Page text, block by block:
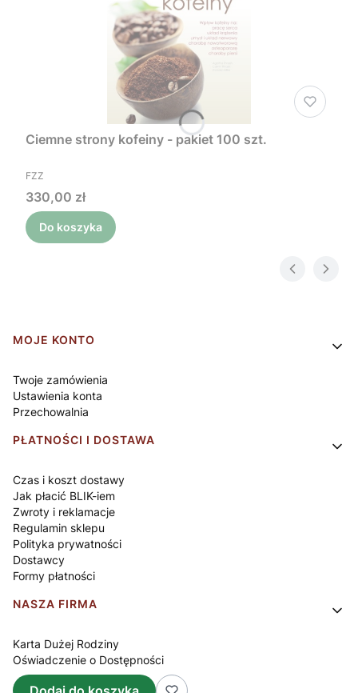
Ciemne strony kofeiny - pakiet 100 szt.
PRODUCENT
FZZ
Cena
330,00 zł
Do koszyka
Linki w stopce
MOJE KONTO
Twoje zamówienia
Ustawienia konta
Przechowalnia
PŁATNOŚCI I DOSTAWA
Czas i koszt dostawy
Jak płacić BLIK-iem
Zwroty i reklamacje
Regulamin sklepu
Polityka prywatności
Dostawcy
Formy płatności
NASZA FIRMA
Karta Dużej Rodziny
Oświadczenie o Dostępności
O nas